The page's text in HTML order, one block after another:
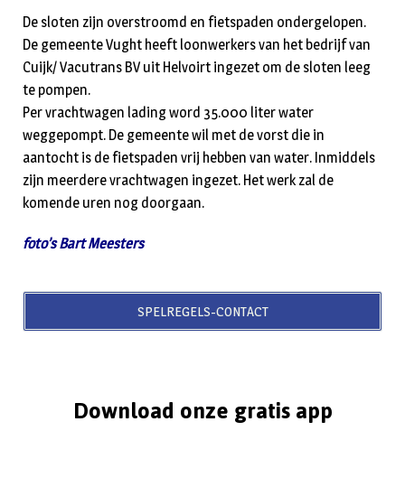
De sloten zijn overstroomd en fietspaden ondergelopen.
De gemeente Vught heeft loonwerkers van het bedrijf van
Cuijk/ Vacutrans BV uit Helvoirt ingezet om de sloten leeg
te pompen.
Per vrachtwagen lading word 35.000 liter water
weggepompt. De gemeente wil met de vorst die in
aantocht is de fietspaden vrij hebben van water. Inmiddels
zijn meerdere vrachtwagen ingezet. Het werk zal de
komende uren nog doorgaan.
foto’s Bart Meesters
SPELREGELS-CONTACT
Download onze gratis app